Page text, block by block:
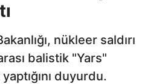
nükleer saldırı
balistik "Yars"
duyurdu.